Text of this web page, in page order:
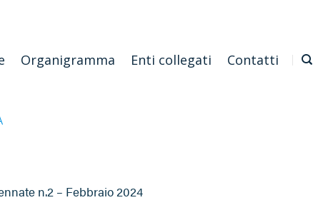
Organigramma Enti collegati Contatti
n.2 – Febbraio 2024